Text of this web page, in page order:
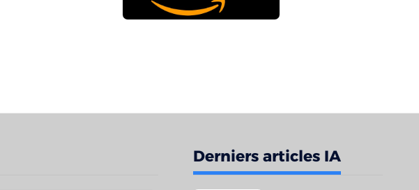
Derniers articles IA